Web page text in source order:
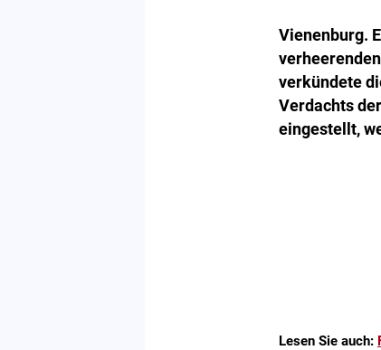
Vienenburg.
verheerenden
verkündete
Verdachts
eingestellt,
Lesen Sie auch: